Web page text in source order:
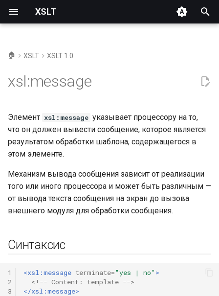
XSLT
ц
а
и
з
а
ц
я
о
Описание и примеры
Пример 1
Пример 2
🏠 XSLT XSLT 1.0
xsl:message
Элемент xsl:message указывает процессору на то,
что он должен вывести сообщение, которое является
результатом обработки шаблона, содержащегося в
этом элементе.
Механизм вывода сообщения зависит от реализации
того или иного процессора и может быть различным —
от вывода текста сообщения на экран до вызова
внешнего модуля для обработки сообщения.
Синтаксис
1
2
3
<xsl:message terminate="yes | no" >
<!-- Content: template -->
</xsl:message>